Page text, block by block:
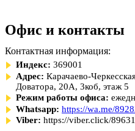
Офис и контакты
Контактная информация:
Индекс: 369001
Адрес: Карачаево-
Доватора, 20А, 3коб, этаж 5
Режим работы офиса:
Whatsapp: https://wa.me/
Viber: https://viber.click/